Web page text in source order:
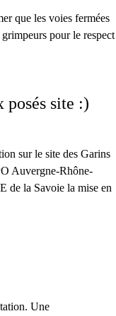
que les voies fermées
pour le respect
posés site :)
sur le site des Garins
Auvergne-Rhône-
de la Savoie la mise en
Une